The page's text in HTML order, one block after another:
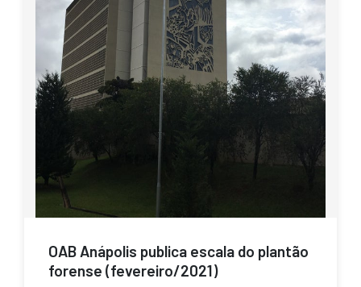
OAB Anápolis publica escala do plantão
forense (fevereiro/2021)